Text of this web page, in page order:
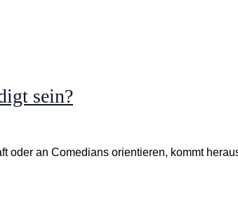
sein?
oder an Comedians orientieren, kommt